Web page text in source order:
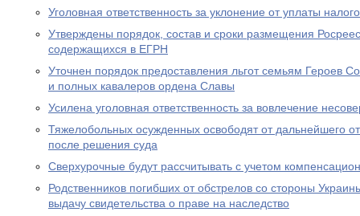
Уголовная ответственность за уклонение от уплаты
Утверждены порядок, состав и сроки размещения
содержащихся в ЕГРН
Уточнен порядок предоставления льгот семьям Героев
и полных кавалеров ордена Славы
Усилена уголовная ответственность за вовлечение
Тяжелобольных осужденных освободят от дальнейшего
после решения суда
Сверхурочные будут рассчитывать с учетом
Родственников погибших от обстрелов со стороны
выдачу свидетельства о праве на наследство